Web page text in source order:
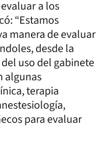
a los
“Estamos
manera de evaluar
desde la
uso del gabinete
algunas
terapia
para evaluar